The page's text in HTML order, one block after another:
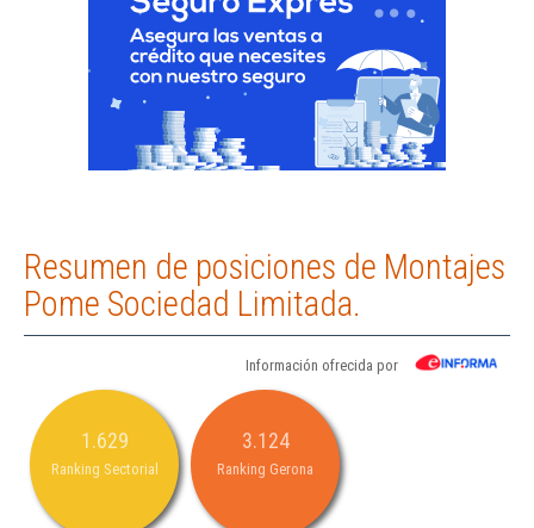
Resumen de posiciones de Montajes
Pome Sociedad Limitada.
Información ofrecida por
1.629
Ranking Sectorial
3.124
Ranking Gerona